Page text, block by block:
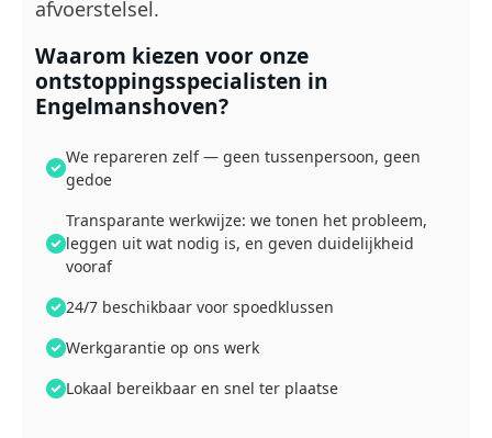
afvoerstelsel.
Waarom kiezen voor onze
ontstoppingsspecialisten in
Engelmanshoven?
We repareren zelf — geen tussenpersoon, geen
gedoe
Transparante werkwijze: we tonen het probleem,
leggen uit wat nodig is, en geven duidelijkheid
vooraf
24/7 beschikbaar voor spoedklussen
Werkgarantie op ons werk
Lokaal bereikbaar en snel ter plaatse